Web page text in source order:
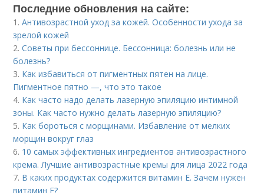
Последние обновления на сайте:
1.Антивозрастной уход за кожей. Особенности ухода за
зрелой кожей
2.Советы при бессоннице. Бессонница: болезнь или не
болезнь?
3. Как избавиться от пигментных пятен на лице.
Пигментное пятно —, что это такое
4. Как часто надо делать лазерную эпиляцию интимной
зоны. Как часто нужно делать лазерную эпиляцию?
5. Как бороться с морщинами. Избавление от мелких
морщин вокруг глаз
6. 10 самых эффективных ингредиентов антивозрастного
крема. Лучшие антивозрастные кремы для лица 2022 года
7. В каких продуктах содержится витамин Е. Зачем нужен
витамин Е?